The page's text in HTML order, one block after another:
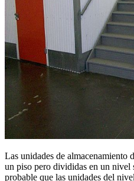
Las unidades de almacenamiento
un piso pero divididas en un
probable que las unidades del